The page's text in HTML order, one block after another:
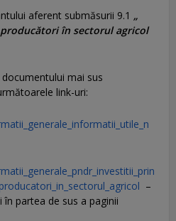
aferent submăsurii 9.1 „
în sectorul agricol
mai sus
link-uri:
–
în partea de sus a paginii